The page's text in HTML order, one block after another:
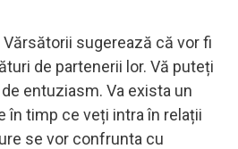
Vărsătorii sugerează că vor fi
de partenerii lor. Vă puteți
entuziasm. Va exista un
în timp ce veți intra în relații
se vor confrunta cu